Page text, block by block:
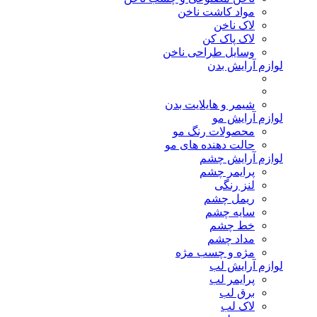
مواد کاشت ناخن
لاک ناخن
لاک پاک کن
وسایل طراحی ناخن
لوازم آرایش بدن
شیمر و هایلایت بدن
لوازم آرایش مو
محصولات رنگ مو
حالت دهنده های مو
لوازم آرایش چشم
پرایمر چشم
لنز رنگی
ریمل چشم
سایه چشم
خط چشم
مداد چشم
مژه و چسب مژه
لوازم آرایش لب
پرایمر لب
برق لب
لاک لب